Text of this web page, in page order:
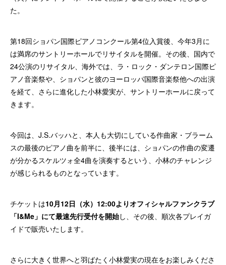
た。
第18回ショパン国際ピアノコンクール第4位入賞後、今年3月に
は満席のサントリーホールでリサイタルを開催。その後、国内で
24公演のリサイタル、海外では、ラ・ロック・ダンテロン国際ピ
アノ音楽祭や、ショパンと彼のヨーロッパ国際音楽祭他への出演
を経て、さらに進化した小林愛実が、サントリーホールに戻って
きます。
今回は、J.S.バッハと、本人も大切にしている作曲家・ブラーム
スの最後のピアノ曲を前半に、後半には、ショパンの作曲の変遷
が分かるスケルツォ全4曲を演奏するという、小林のチャレンジ
が感じられるものとなっています。
チケットは10月12日（水）12:00よりオフィシャルファンクラブ
「I&Me」にて最速先行受付を開始し、その後、順次各プレイガ
イドで販売いたします。
さらに大きく世界へと羽ばたく小林愛実の現在をお楽しみくださ